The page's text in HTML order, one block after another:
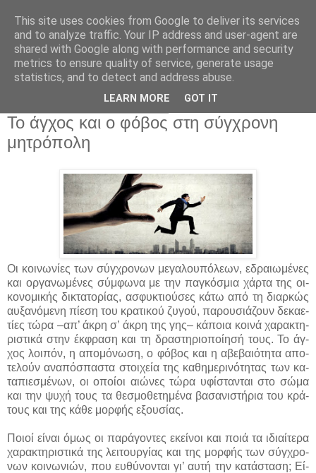
Το άγχος και ο φόβος στη σύγχρονη
μητρόπολη
Οι κοι­νω­νί­ες των σύγ­χρο­νων με­γα­λου­πό­λε­ων, ε­δραιω­μέ­νες
και ορ­γα­νω­μέ­νες σύμ­φω­να με την πα­γκό­σμια χάρ­τα της οι­
κο­νο­μι­κής δι­κτα­το­ρί­ας, α­σφυ­κτιού­σες κά­τω α­πό τη διαρ­κώς
αυ­ξα­νό­με­νη πί­ε­ση του κρα­τι­κού ζυ­γού, πα­ρου­σιά­ζουν δε­κα­ε­
τί­ες τώ­ρα –απ’ ά­κρη σ’ ά­κρη της γης– κά­ποια κοι­νά χα­ρα­κτη­
ρι­στι­κά στην έκ­φρα­ση και τη δρα­στη­ριο­ποί­η­σή τους. Το άγ­
χος λοι­πόν, η α­πο­μό­νω­ση, ο φό­βος και η α­βε­βαιό­τη­τα α­πο­
τε­λούν α­να­πό­σπα­στα στοι­χεί­α της κα­θη­με­ρι­νό­τη­τας των κα­
τα­πιε­σμέ­νων, οι ο­ποί­οι αιώ­νες τώ­ρα υ­φί­στα­νται στο σώ­μα
και την ψυ­χή τους τα θε­σμο­θε­τη­μέ­να βα­σα­νι­στή­ρια του κρά­
τους και της κάθε μορφής ε­ξου­σί­ας.
Ποιοί εί­ναι ό­μως οι πα­ρά­γο­ντες ε­κεί­νοι και ποιά τα ι­διαί­τε­ρα
χα­ρα­κτη­ρι­στι­κά της λει­τουρ­γί­ας και της μορ­φής των σύγ­χρο­
νων κοι­νω­νιών, που ευ­θύ­νο­νται γι’ αυ­τή την κα­τά­στα­ση; Εί­
This site uses cookies from Google to deliver its services
and to analyze traffic. Your IP address and user-agent are
shared with Google along with performance and security
metrics to ensure quality of service, generate usage
statistics, and to detect and address abuse.
LEARN MORE GOT IT